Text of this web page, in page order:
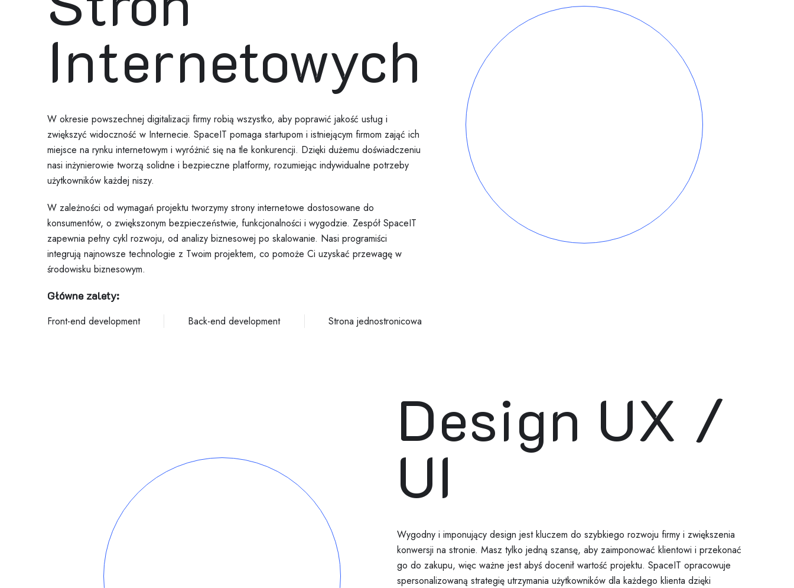
Internetowych
W okresie powszechnej digitalizacji firmy robią wszystko, aby poprawić jakość usług i
zwiększyć widoczność w Internecie. SpaceIT pomaga startupom i istniejącym firmom zająć ich
miejsce na rynku internetowym i wyróżnić się na tle konkurencji. Dzięki dużemu doświadczeniu
nasi inżynierowie tworzą solidne i bezpieczne platformy, rozumiejąc indywidualne potrzeby
użytkowników każdej niszy.
W zależności od wymagań projektu tworzymy strony internetowe dostosowane do
konsumentów, o zwiększonym bezpieczeństwie, funkcjonalności i wygodzie. Zespół SpaceIT
zapewnia pełny cykl rozwoju, od analizy biznesowej po skalowanie. Nasi programiści
integrują najnowsze technologie z Twoim projektem, co pomoże Ci uzyskać przewagę w
środowisku biznesowym.
Główne zalety:
Front-end development Back-end development Strona jednostronicowa
Design UX /
UI
Wygodny i imponujący design jest kluczem do szybkiego rozwoju firmy i zwiększenia
konwersji na stronie. Masz tylko jedną szansę, aby zaimponować klientowi i przekonać
go do zakupu, więc ważne jest abyś docenił wartość projektu. SpaceIT opracowuje
spersonalizowaną strategię utrzymania użytkowników dla każdego klienta dzięki